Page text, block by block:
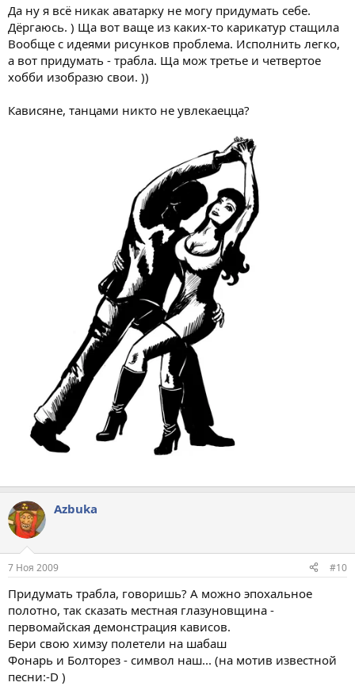
Да ну я всё никак аватарку не могу придумать себе.
Дёргаюсь. ) Ща вот ваще из каких-то карикатур стащила
Вообще с идеями рисунков проблема. Исполнить легко,
а вот придумать - трабла. Ща мож третье и четвертое
хобби изобразю свои. ))
Кависяне, танцами никто не увлекаецца?
Azbuka
7 Ноя 2009 #10
Придумать трабла, говоришь? А можно эпохальное
полотно, так сказать местная глазуновщина -
первомайская демонстрация кависов.
Бери свою химзу полетели на шабаш
Фонарь и Болторез - символ наш... (на мотив известной
песни:-D )